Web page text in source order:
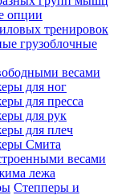
опции
тренировок
грузоблочные
весами
для ног
для пресса
для рук
для плеч
Смита
весами
лежа
Степперы и